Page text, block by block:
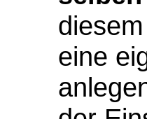
eine